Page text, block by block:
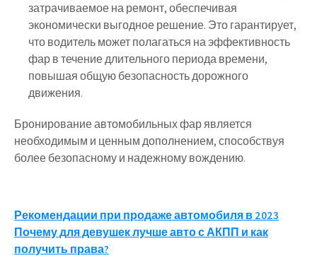
затрачиваемое на ремонт, обеспечивая
экономически выгодное решение. Это гарантирует,
что водитель может полагаться на эффективность
фар в течение длительного периода времени,
повышая общую безопасность дорожного
движения.
Бронирование автомобильных фар является
необходимым и ценным дополнением, способствуя
более безопасному и надежному вождению.
Навигация
по
Рекомендации при продаже автомобиля в 2023
Почему для девушек лучше авто с АКПП и как
получить права?